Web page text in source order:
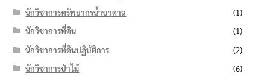
นักวิชาการทรัพยากรน้ำบาดาล
(1)
นักวิชาการที่ดิน
(1)
นักวิชาการที่ดินปฏิบัติการ
(2)
นักวิชาการป่าไม้
(6)